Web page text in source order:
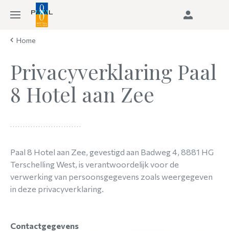
Home
Privacyverklaring Paal
8 Hotel aan Zee
Paal 8 Hotel aan Zee, gevestigd aan Badweg 4, 8881 HG
Terschelling West, is verantwoordelijk voor de
verwerking van persoonsgegevens zoals weergegeven
in deze privacyverklaring.
Contactgegevens